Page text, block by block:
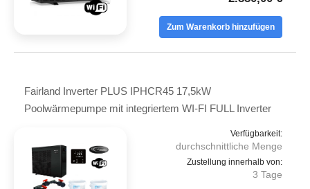
Zum Warenkorb hinzufügen
Fairland Inverter PLUS IPHCR45 17,5kW
Poolwärmepumpe mit integriertem WI-FI FULL Inverter
Verfügbarkeit:
durchschnittliche Menge
Zustellung innerhalb von:
3 Tage